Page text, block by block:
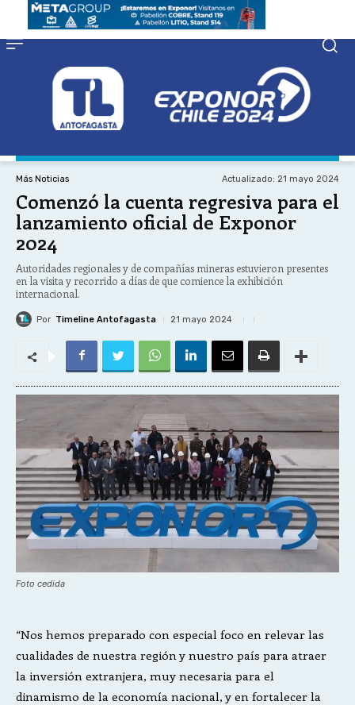
Más Noticias Actualizado: 21 mayo 2024
Comenzó la cuenta regresiva para el
lanzamiento oficial de Exponor
2024
Autoridades regionales y de compañías mineras estuvieron presentes
en la visita y recorrido a días de que comience la exhibición
internacional.
Por Timeline Antofagasta 21 mayo 2024
Foto cedida
“Nos hemos preparado con especial foco en relevar las
cualidades de nuestra región y nuestro país para atraer
la inversión extranjera, muy necesaria para el
dinamismo de la economía nacional, y en fortalecer la